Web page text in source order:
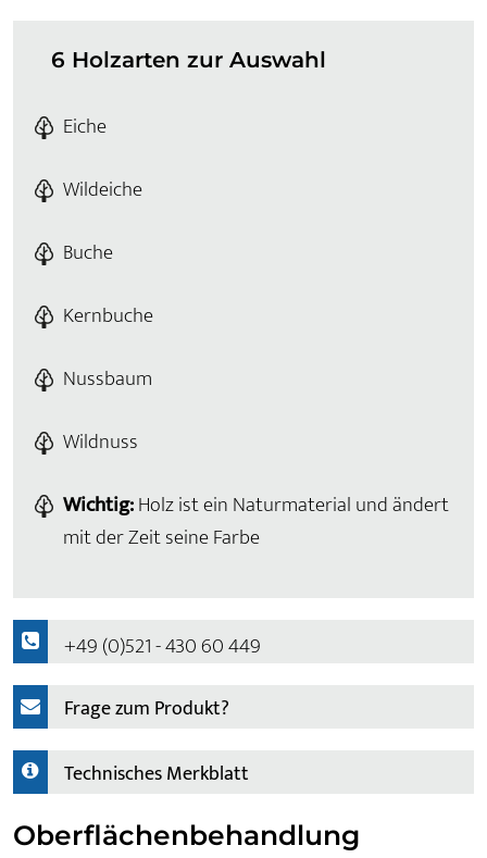
6 Holzarten zur Auswahl
Eiche
Wildeiche
Buche
Kernbuche
Nussbaum
Wildnuss
Wichtig:Holz ist ein Naturmaterial und ändert
mit der Zeit seine Farbe
+49 (0)521 - 430 60 449
Frage zum Produkt?
Technisches Merkblatt
Oberflächenbehandlung